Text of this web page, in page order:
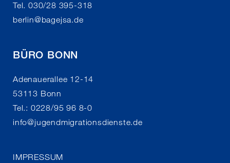
Tel. 030/28 395-318
berlin@bagejsa.de
BÜRO BONN
Adenauerallee 12-14
53113 Bonn
Tel.: 0228/95 96 8-0
info@jugendmigrationsdienste.de
IMPRESSUM